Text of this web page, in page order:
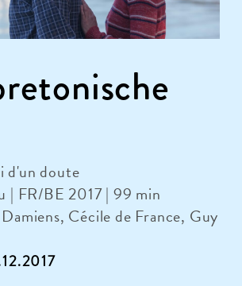
d'un doute
| FR/BE 2017 | 99 min
Cécile de France, Guy